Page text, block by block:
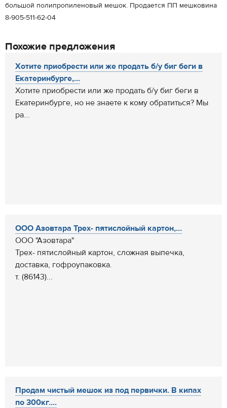
большой полипропиленовый мешок. Продается ПП мешковина
8-905-511-62-04
Похожие предложения
Хотите приобрести или же продать б/у биг беги в
Екатеринбурге,...
Хотите приобрести или же продать б/у биг беги в
Екатеринбурге, но не знаете к кому обратиться? Мы
ра...
ООО Азовтара Трех- пятислойный картон,...
ООО "Азовтара"
Трех- пятислойный картон, сложная выпечка,
доставка, гофроупаковка.
т. (86143)...
Продам чистый мешок из под первички. В кипах
по 300кг....